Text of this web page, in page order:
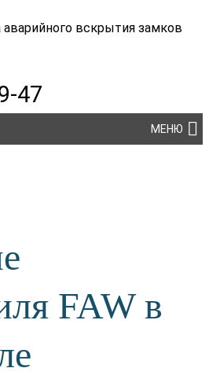
вскрытия замков
47
МЕНЮ
FAW в